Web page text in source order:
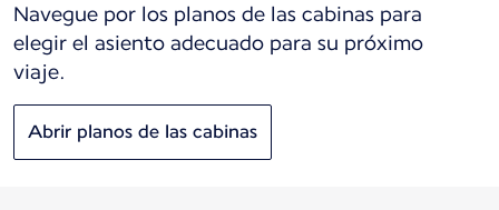
Navegue por los planos de las cabinas para
elegir el asiento adecuado para su próximo
viaje.
Abrir planos de las cabinas